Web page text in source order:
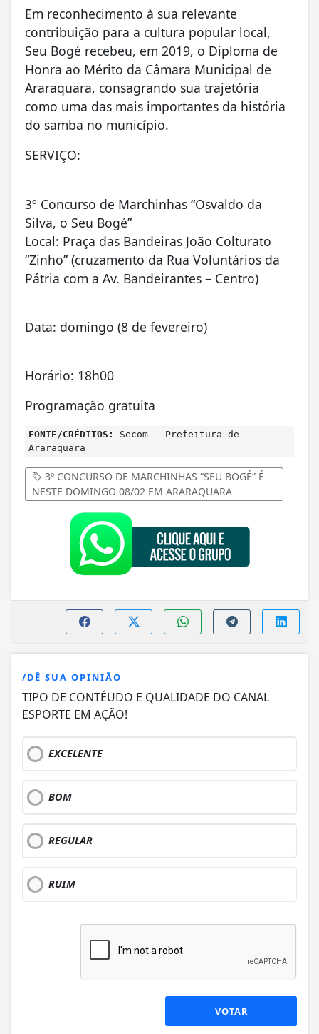
Em reconhecimento à sua relevante
contribuição para a cultura popular local,
Seu Bogé recebeu, em 2019, o Diploma de
Honra ao Mérito da Câmara Municipal de
Araraquara, consagrando sua trajetória
como uma das mais importantes da história
do samba no município.
SERVIÇO:
3º Concurso de Marchinhas “Osvaldo da
Silva, o Seu Bogé”
Local: Praça das Bandeiras João Colturato
“Zinho” (cruzamento da Rua Voluntários da
Pátria com a Av. Bandeirantes – Centro)
Data: domingo (8 de fevereiro)
Horário: 18h00
Programação gratuita
FONTE/CRÉDITOS:
Secom - Prefeitura de
Araraquara
3º CONCURSO DE MARCHINHAS “SEU BOGÉ” É
NESTE DOMINGO 08/02 EM ARARAQUARA
/DÊ SUA OPINIÃO
TIPO DE CONTÉUDO E QUALIDADE DO CANAL
ESPORTE EM AÇÃO!
EXCELENTE
BOM
REGULAR
RUIM
VOTAR